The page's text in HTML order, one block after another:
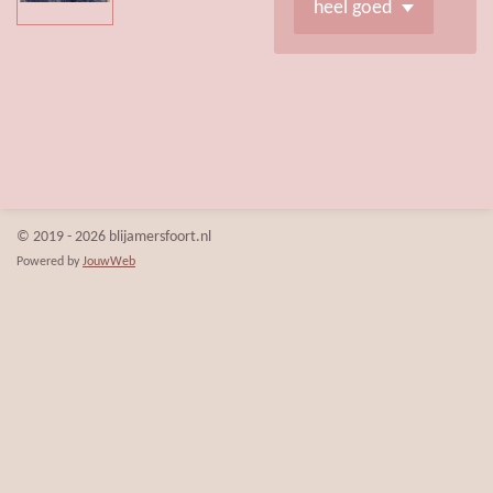
© 2019 - 2026 blijamersfoort.nl
Powered by JouwWeb